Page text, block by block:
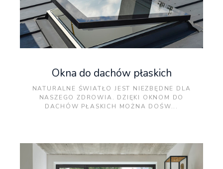
Okna do dachów płaskich
NATURALNE ŚWIATŁO JEST NIEZBĘDNE DLA
NASZEGO ZDROWIA. DZIĘKI OKNOM DO
DACHÓW PŁASKICH MOŻNA DOŚW...